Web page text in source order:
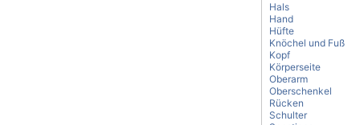
Hals
Hand
Hüfte
Knöchel und Fuß
Kopf
Körperseite
Oberarm
Oberschenkel
Rücken
Schulter